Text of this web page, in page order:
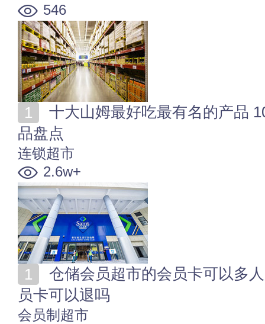
546
品盘点
连锁超市
2.6w+
员卡可以退吗
会员制超市